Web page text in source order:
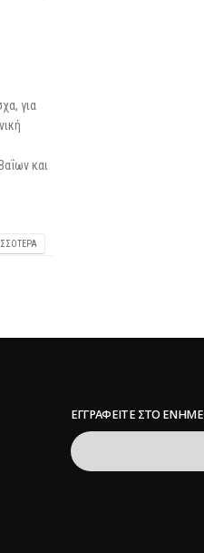
για
και
ΕΓΓΡΑΦΕΊΤΕ ΣΤΟ